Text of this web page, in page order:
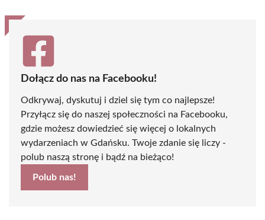
Dołącz do nas na Facebooku!
Odkrywaj, dyskutuj i dziel się tym co najlepsze!
Przyłącz się do naszej społeczności na Facebooku,
gdzie możesz dowiedzieć się więcej o lokalnych
wydarzeniach w Gdańsku. Twoje zdanie się liczy -
polub naszą stronę i bądź na bieżąco!
Polub nas!